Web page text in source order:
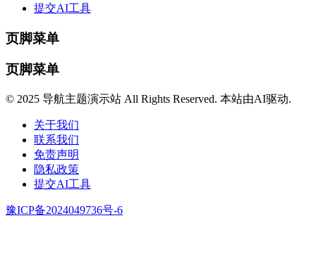
提交AI工具
页脚菜单
页脚菜单
© 2025 导航主题演示站 All Rights Reserved. 本站由AI驱动.
关于我们
联系我们
免责声明
隐私政策
提交AI工具
豫ICP备2024049736号-6